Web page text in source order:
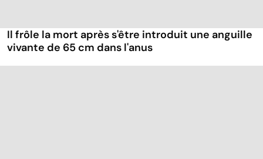
Il frôle la mort après s'être introduit une anguille
vivante de 65 cm dans l'anus